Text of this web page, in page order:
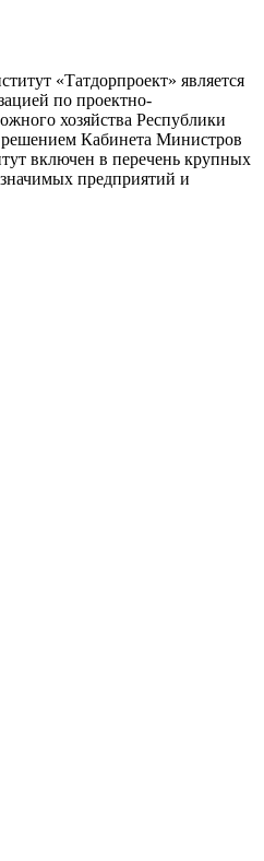
«Татдорпроект» является
по проектно-
хозяйства Республики
решением Кабинета Министров
включен в перечень крупных
предприятий и